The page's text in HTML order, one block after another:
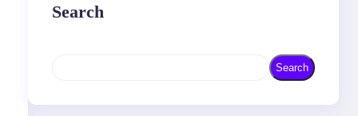
Search
r
Search